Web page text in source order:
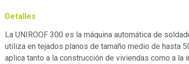
Detalles
La UNIROOF 300 es la máquina automática de
utiliza en tejados planos de tamaño medio de hasta
aplica tanto a la construcción de viviendas como a